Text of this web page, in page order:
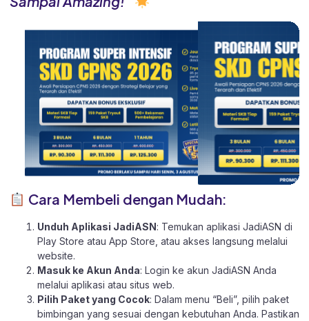
Cara Membeli dengan Mudah:
Unduh Aplikasi JadiASN: Temukan aplikasi JadiASN di
Play Store atau App Store , atau akses langsung melalui
website.
Masuk ke Akun Anda: Login ke akun JadiASN Anda
melalui aplikasi atau situs web.
Pilih Paket yang Cocok: Dalam menu “Beli”, pilih paket
bimbingan yang sesuai dengan kebutuhan Anda. Pastikan